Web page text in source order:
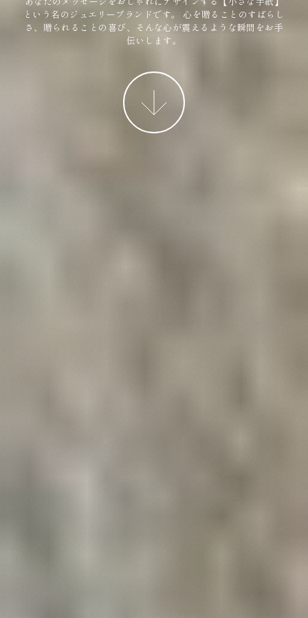
という名のジュエリーブランドです。
心を贈ることのすばらし
さ、贈られることの喜び、そんな心が震えるような瞬間をお手
伝いします。